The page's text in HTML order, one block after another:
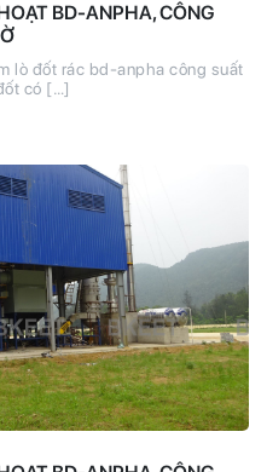
BD-ANPHA, CÔNG
lò đốt rác bd-anpha công suất
có […]